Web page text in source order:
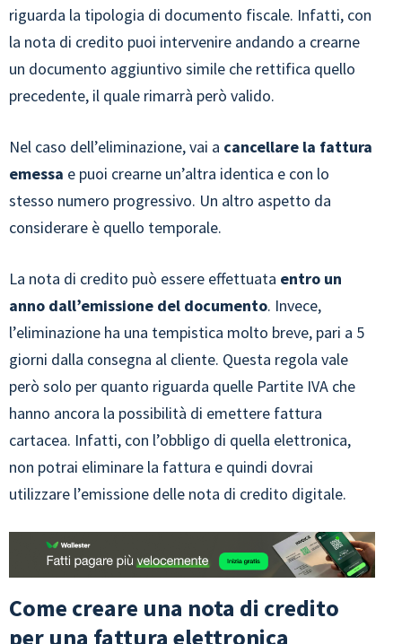
riguarda la tipologia di documento fiscale. Infatti, con
la nota di credito puoi intervenire andando a crearne
un documento aggiuntivo simile che rettifica quello
precedente, il quale rimarrà però valido.
Nel caso dell’eliminazione, vai a cancellare la fattura
emessa e puoi crearne un’altra identica e con lo
stesso numero progressivo. Un altro aspetto da
considerare è quello temporale.
La nota di credito può essere effettuata entro un
anno dall’emissione del documento. Invece,
l’eliminazione ha una tempistica molto breve, pari a 5
giorni dalla consegna al cliente. Questa regola vale
però solo per quanto riguarda quelle Partite IVA che
hanno ancora la possibilità di emettere fattura
cartacea. Infatti, con l’obbligo di quella elettronica,
non potrai eliminare la fattura e quindi dovrai
utilizzare l’emissione delle nota di credito digitale.
Come creare una nota di credito
per una fattura elettronica